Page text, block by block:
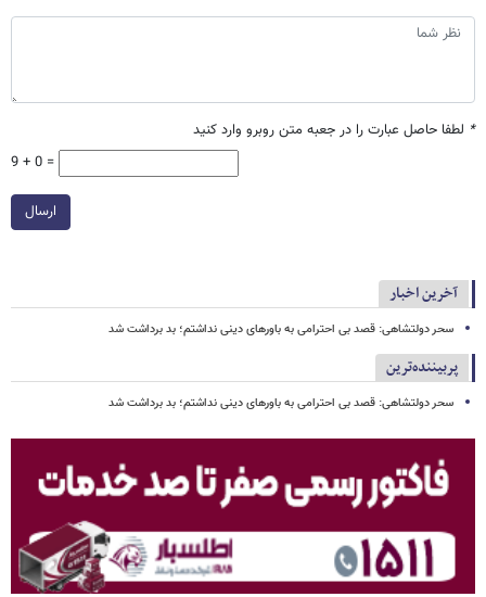
* لطفا حاصل عبارت را در جعبه متن روبرو وارد کنید
9 + 0 =
ارسال
آخرین اخبار
سحر دولتشاهی: قصد بی احترامی به باورهای دینی نداشتم؛ بد برداشت شد
پربیننده‌ترین
سحر دولتشاهی: قصد بی احترامی به باورهای دینی نداشتم؛ بد برداشت شد